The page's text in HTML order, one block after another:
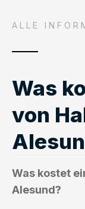
ALLE
Was
von
Was kostet
Alesund?